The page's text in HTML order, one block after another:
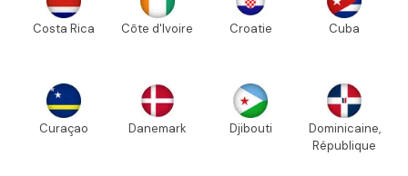
Costa Rica Côte d'Ivoire Croatie Cuba
Curaçao Danemark Djibouti
Dominicaine,
République